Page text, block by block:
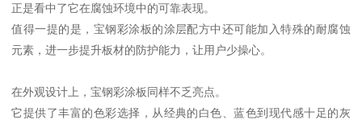
正是看中了它在腐蚀环境中的可靠表现。
值得一提的是，宝钢彩涂板的涂层配方中还可能加入特殊的耐腐蚀
元素，进一步提升板材的防护能力，让用户少操心。
在外观设计上，宝钢彩涂板同样不乏亮点。
它提供了丰富的色彩选择，从经典的白色、蓝色到现代感十足的灰